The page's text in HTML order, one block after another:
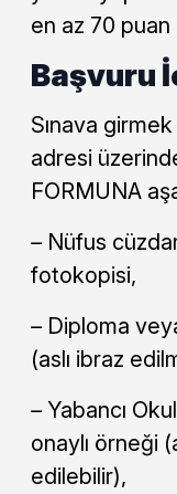
en az 70 puan
Başvuru
Sınava
adresi
FORMUNA
– Nüfus
fotokopisi,
– Diploma
(aslı ibraz
– Yabancı
onaylı örneği
edilebilir),